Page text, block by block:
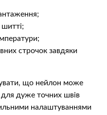
строчок завдяки
що нейлон може
для дуже точних швів
налаштуваннями